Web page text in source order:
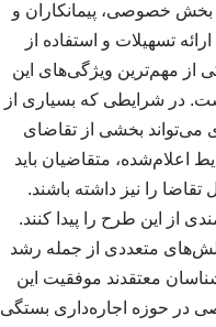
گفت: بخش خصوصی، پیمانکاران و
تسهیلات و استفاده از
از مهم‌ترین ویژگی‌های این
در شرایطی که بسیاری از
می‌تواند بخشی از تقاضای
اعلام‌شده، متقاضیان باید
را نیز داشته باشند.
از این طرح را پیدا کنند.
متعددی از جمله رشد
معتقدند موفقیت این
در حوزه اجاره‌داری بستگی